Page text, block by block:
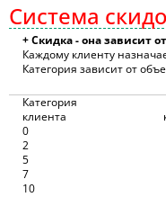
Система
+ Скидка - она зависит
Каждому клиенту
Категория зависит от
Категория
клиента
0
2
5
7
10